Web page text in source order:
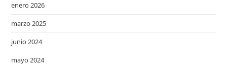
enero 2026
marzo 2025
junio 2024
mayo 2024